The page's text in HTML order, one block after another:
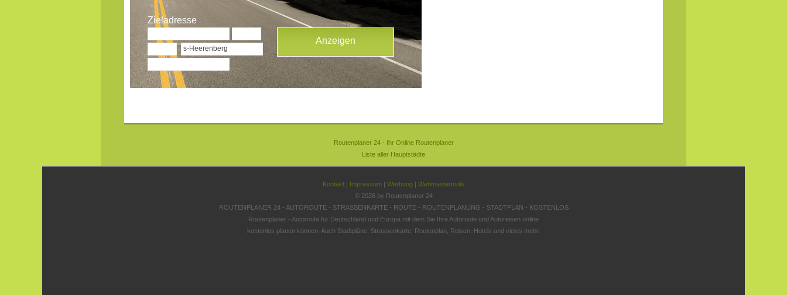
Zieladresse
Routenplaner 24 - Ihr Online Routenplaner
Liste aller Hauptstädte
Kontakt | Impressum | Werbung | Webmastertools
© 2026 by Routenplaner 24
ROUTENPLANER 24 - AUTOROUTE - STRASSENKARTE - ROUTE - ROUTENPLANUNG - STADTPLAN - KOSTENLOS
Routenplaner - Autoroute für Deutschland und Europa mit dem Sie Ihre Autoroute und Autoreisen online
kostenlos planen können. Auch Stadtpläne, Strassenkarte, Routenplan, Reisen, Hotels und vieles mehr.